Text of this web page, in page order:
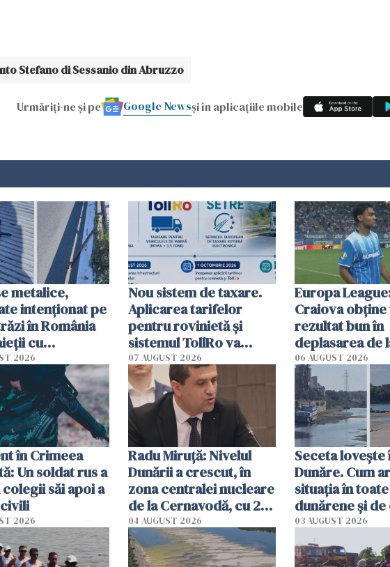
Stefano di Sessanio din Abruzzo
Urmăriți-ne și pe Google Newsși în aplicațiile mobile
metalice,
intenționat pe
în România
cu
"Mi-au
lei să mă
2026
Nou sistem de taxare.
Aplicarea tarifelor
pentru rovinietă şi
sistemul TollRo va
începe la 1 octombrie
07 AUGUST 2026
Europa
Craiova obține
rezultat bun în
deplasarea de
06 AUGUST 2026
în Crimeea
Un soldat rus a
săi apoi a
2026
Radu Miruţă: Nivelul
Dunării a crescut, în
zona centralei nucleare
de la Cernavodă, cu 2
cm faţă de ziua trecută
04 AUGUST 2026
Seceta
Dunăre. Cum
situația în
dunărene și de
România
efectele, deși a
în iulie
03 AUGUST 2026